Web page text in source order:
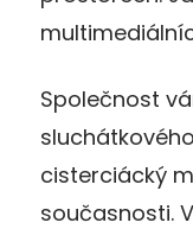
Společnost
cisterciácký
současnosti.